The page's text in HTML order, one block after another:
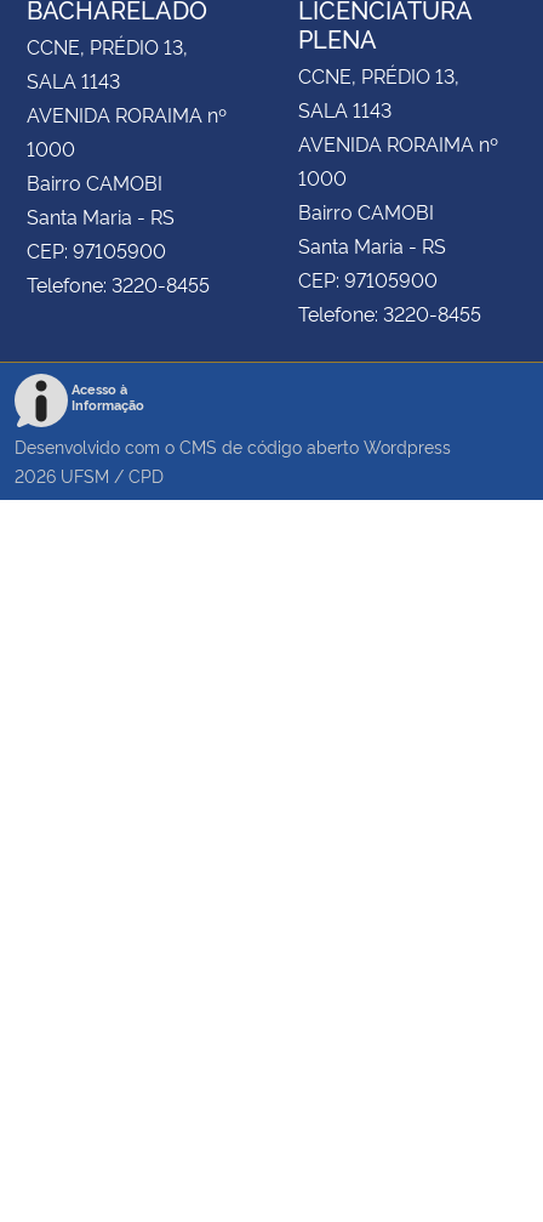
BACHARELADO
CCNE, PRÉDIO 13,
SALA 1143
AVENIDA RORAIMA nº
1000
Bairro CAMOBI
Santa Maria - RS
CEP: 97105900
Telefone: 3220-8455
LICENCIATURA
PLENA
CCNE, PRÉDIO 13,
SALA 1143
AVENIDA RORAIMA nº
1000
Bairro CAMOBI
Santa Maria - RS
CEP: 97105900
Telefone: 3220-8455
Acesso à
Informação
Desenvolvido com o CMS de código aberto Wordpress
2026 UFSM / CPD